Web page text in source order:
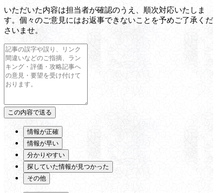
いただいた内容は担当者が確認のうえ、順次対応いたしま
す。個々のご意見にはお返事できないことを予めご了承くだ
さいませ。
情報が正確
情報が早い
分かりやすい
探していた情報が見つかった
その他